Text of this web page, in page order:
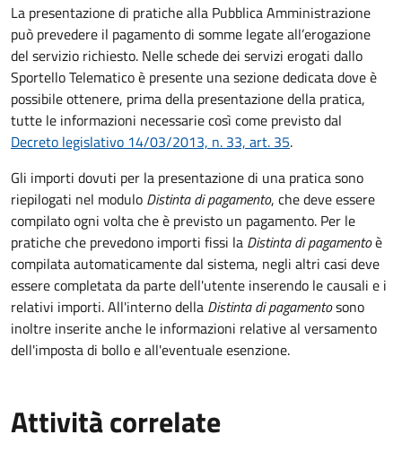
La presentazione di pratiche alla Pubblica Amministrazione
può prevedere il pagamento di somme legate all’erogazione
del servizio richiesto. Nelle schede dei servizi erogati dallo
Sportello Telematico è presente una sezione dedicata dove è
possibile ottenere, prima della presentazione della pratica,
tutte le informazioni necessarie così come previsto dal
Decreto legislativo 14/03/2013, n. 33, art. 35.
Gli importi dovuti per la presentazione di una pratica sono
riepilogati nel modulo Distinta di pagamento, che deve essere
compilato ogni volta che è previsto un pagamento. Per le
pratiche che prevedono importi fissi la Distinta di pagamentoè
compilata automaticamente dal sistema, negli altri casi deve
essere completata da parte dell'utente inserendo le causali e i
relativi importi.All'interno della Distinta di pagamentosono
inoltre inserite anche le informazioni relative al versamento
dell'imposta di bollo e all'eventuale esenzione.
Attività correlate